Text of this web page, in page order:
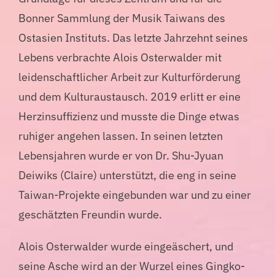
Bonner Sammlung der Musik Taiwans des
Ostasien Instituts. Das letzte Jahrzehnt seines
Lebens verbrachte Alois Osterwalder mit
leidenschaftlicher Arbeit zur Kulturförderung
und dem Kulturaustausch. 2019 erlitt er eine
Herzinsuffizienz und musste die Dinge etwas
ruhiger angehen lassen. In seinen letzten
Lebensjahren wurde er von Dr. Shu-Jyuan
Deiwiks (Claire) unterstützt, die eng in seine
Taiwan-Projekte eingebunden war und zu einer
geschätzten Freundin wurde.
Alois Osterwalder wurde eingeäschert, und
seine Asche wird an der Wurzel eines Gingko-